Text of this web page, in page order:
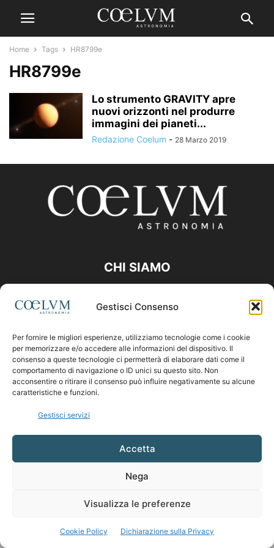
Gestisci Consenso
Per fornire le migliori esperienze, utilizziamo tecnologie come i cookie
per memorizzare e/o accedere alle informazioni del dispositivo. Il
consenso a queste tecnologie ci permetterà di elaborare dati come il
comportamento di navigazione o ID unici su questo sito. Non
acconsentire o ritirare il consenso può influire negativamente su alcune
caratteristiche e funzioni.
Gestisci servizi
Accetta
Nega
Visualizza le preferenze
Cookie Policy Dichiarazione sulla Privacy
Home Tags HR8799e
HR8799e
Lo strumento GRAVITY apre
nuovi orizzonti nel produrre
immagini dei pianeti...
Redazione Coelum - 28 Marzo 2019
CHI SIAMO
Contattaci:coelumastro@coelum.com
SEGUICI